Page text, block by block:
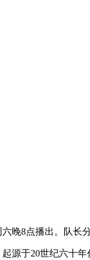
晚8点播出。队长
源于20世纪六十